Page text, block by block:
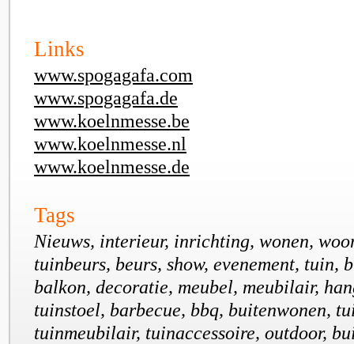
Links
www.spogagafa.com
www.spogagafa.de
www.koelnmesse.be
www.koelnmesse.nl
www.koelnmesse.de
Tags
Nieuws, interieur, inrichting, wonen,
tuinbeurs, beurs, show, evenement, tuin,
balkon, decoratie, meubel, meubilair,
tuinstoel, barbecue, bbq, buitenwonen,
tuinmeubilair, tuinaccessoire, outdoor,